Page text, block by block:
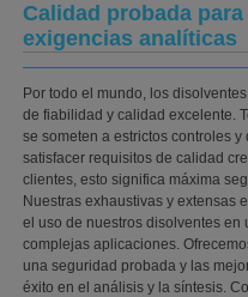
Calidad probada
exigencias analíticas
Por todo el mundo, los
de fiabilidad y calidad excelente.
se someten a estrictos controles
satisfacer requisitos de calidad
clientes, esto significa máxima
Nuestras exhaustivas y extensas
el uso de nuestros disolventes en
complejas aplicaciones.
una seguridad probada y las
éxito en el análisis y la síntesis.